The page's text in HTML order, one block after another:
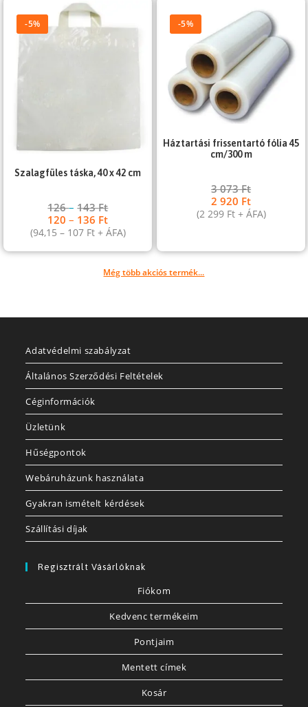
-5%
Szalagfüles táska, 40 x 42 cm
126–143Ft
120– 136 Ft
(94,15 – 107 Ft+ ÁFA)
-5%
Háztartási frissentartó fólia 45
cm/300 m
3 073Ft
2 920 Ft
(2 299 Ft+ ÁFA)
Még több akciós termék...
Adatvédelmi szabályzat
Általános Szerződési Feltételek
Céginformációk
Üzletünk
Hűségpontok
Webáruházunk használata
Gyakran ismételt kérdések
Szállítási díjak
Regisztrált Vásárlóknak
Fiókom
Kedvenc termékeim
Pontjaim
Mentett címek
Kosár